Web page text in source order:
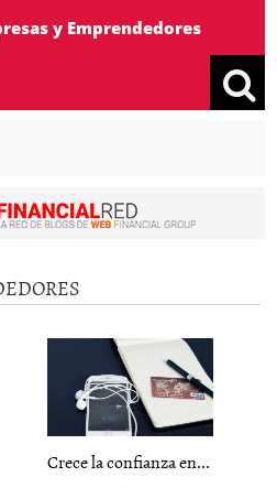
y Emprendedores
Crece la confianza en...